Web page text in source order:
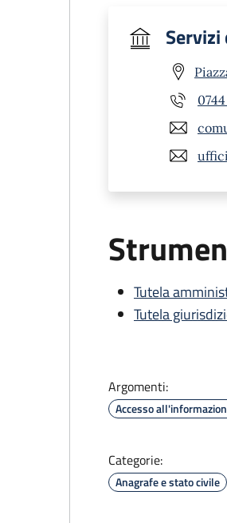
Tutela
Tutela
Argomenti:
Accesso
Categorie:
Anagrafe e stato civile